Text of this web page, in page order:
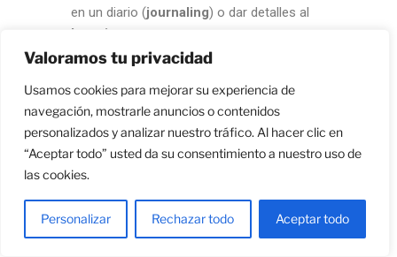
Valoramos tu privacidad
Usamos cookies para mejorar su experiencia de
navegación, mostrarle anuncios o contenidos
personalizados y analizar nuestro tráfico. Al hacer clic en
“Aceptar todo” usted da su consentimiento a nuestro uso de
las cookies.
Personalizar Rechazar todo Aceptar todo
en un diario (journaling) o dar detalles al
lettering
Cuaderno de bocetos medios
secos